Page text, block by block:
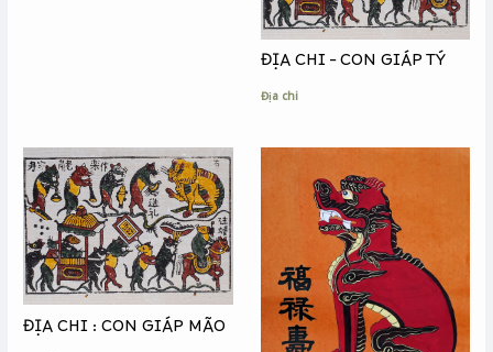
ĐỊA CHI – CON GIÁP TÝ
Địa chi
ĐỊA CHI : CON GIÁP MÃO